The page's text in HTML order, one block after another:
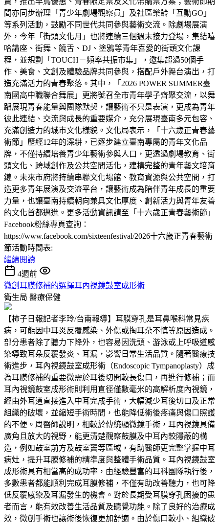
間亦同步辦理「青少年劇場觀察員」及社區樂齡「互動GO」
等系列活動，鼓勵不同世代共同參與藝術交流。除劇場展演
外，今年「街頭文化月」也將連續三個週末接力登場，集結嘻
哈講座、街舞、饒舌、DJ、塗鴉等青年喜愛的街頭文化課
程，並規劃「TOUCH－頻率共振市集」，邀集超過50個手
作、美食、文創及體驗品牌共同參與，搭配戶外舞台演出，打
造充滿活力的青春聚落。其中，「2026 POWER SUMMER臺
南國高中職聯合舞展」更將號召全市青年學子齊聚交流，以舞
蹈展現青春能量與團隊默契，讓藝術不只是表演，更成為青年
彼此連結、交流與成長的重要媒介，充分展現臺南多元包容、
充滿創造力的城市文化樣貌。文化局表示，「十六歲正青春藝
術節」歷經12年的深耕，已逐步建立臺南專屬的青年文化品
牌，不僅持續培養青少年藝術參與人口，更透過劇場教育、街
頭文化、跨域創作及公共空間活化，建構完整的青年藝文培育
鏈。未來市府將持續串聯文化場館、教育資源與公共空間，打
造更多青年展演及交流平台，讓藝術成為陪伴青年成長的重要
力量，也讓臺南持續朝向兼具文化厚度、創新活力與青年友善
的文化首都邁進。更多活動資訊請至「十六歲正青春藝術節」
Facebook粉絲專頁查詢：
https://www.facebook.com/sixteenfestival/2026十六歲正青春藝術
節活動時間表:
繼續閱讀
4週前
微創耳膜修補的選擇耳內視鏡鼓室成形術
衛生局 醫療保健
【柿子日報記者李玲/台南報導】耳膜穿孔是耳鼻喉科常見疾
病，可能因中耳炎反覆感染、外傷或掏耳朵不慎等原因造成。
部分患者除了聽力下降外，也容易因洗頭、游泳或上呼吸道感
染導致耳朵反覆發炎、耳漏，影響日常生活品質。隨著醫療技
術進步，耳內視鏡鼓室成形術（Endoscopic Tympanoplasty）成
為耳膜修補的重要微需於耳後切開較長傷口，再進行修補；而
耳內視鏡鼓室成形術則利用直徑僅數毫米的高解析度內視鏡，
經由外耳道直接進入中耳完成手術，大幅減少耳後切口及正常
組織的破壞，並縮短手術時間，也能降低術後疼痛與傷口照護
的不便。周醫師說明，相較於傳統顯微鏡手術，耳內視鏡具備
廣角且放大的視野，能更清楚觀察鼓膜及中耳內較隱蔽的構
造，例如鼓室前方及鼓室竇等區域，有助醫師更完整掌握中耳
病灶，提升耳膜修補的精準度與整體手術品質。耳內視鏡鼓室
成形術具有相當高的成功率，由經驗豐富的耳科團隊執行後，
多數患者都能順利完成耳膜修補，不僅有助改善聽力，也可降
低反覆感染及耳漏發生的機會。對於長期受耳膜穿孔困擾的患
者而言，能有效改善生活品質及聽覺功能。除了良好的治療成
效，微創手術也讓術後恢復更加舒適。由於傷口較小、組織破